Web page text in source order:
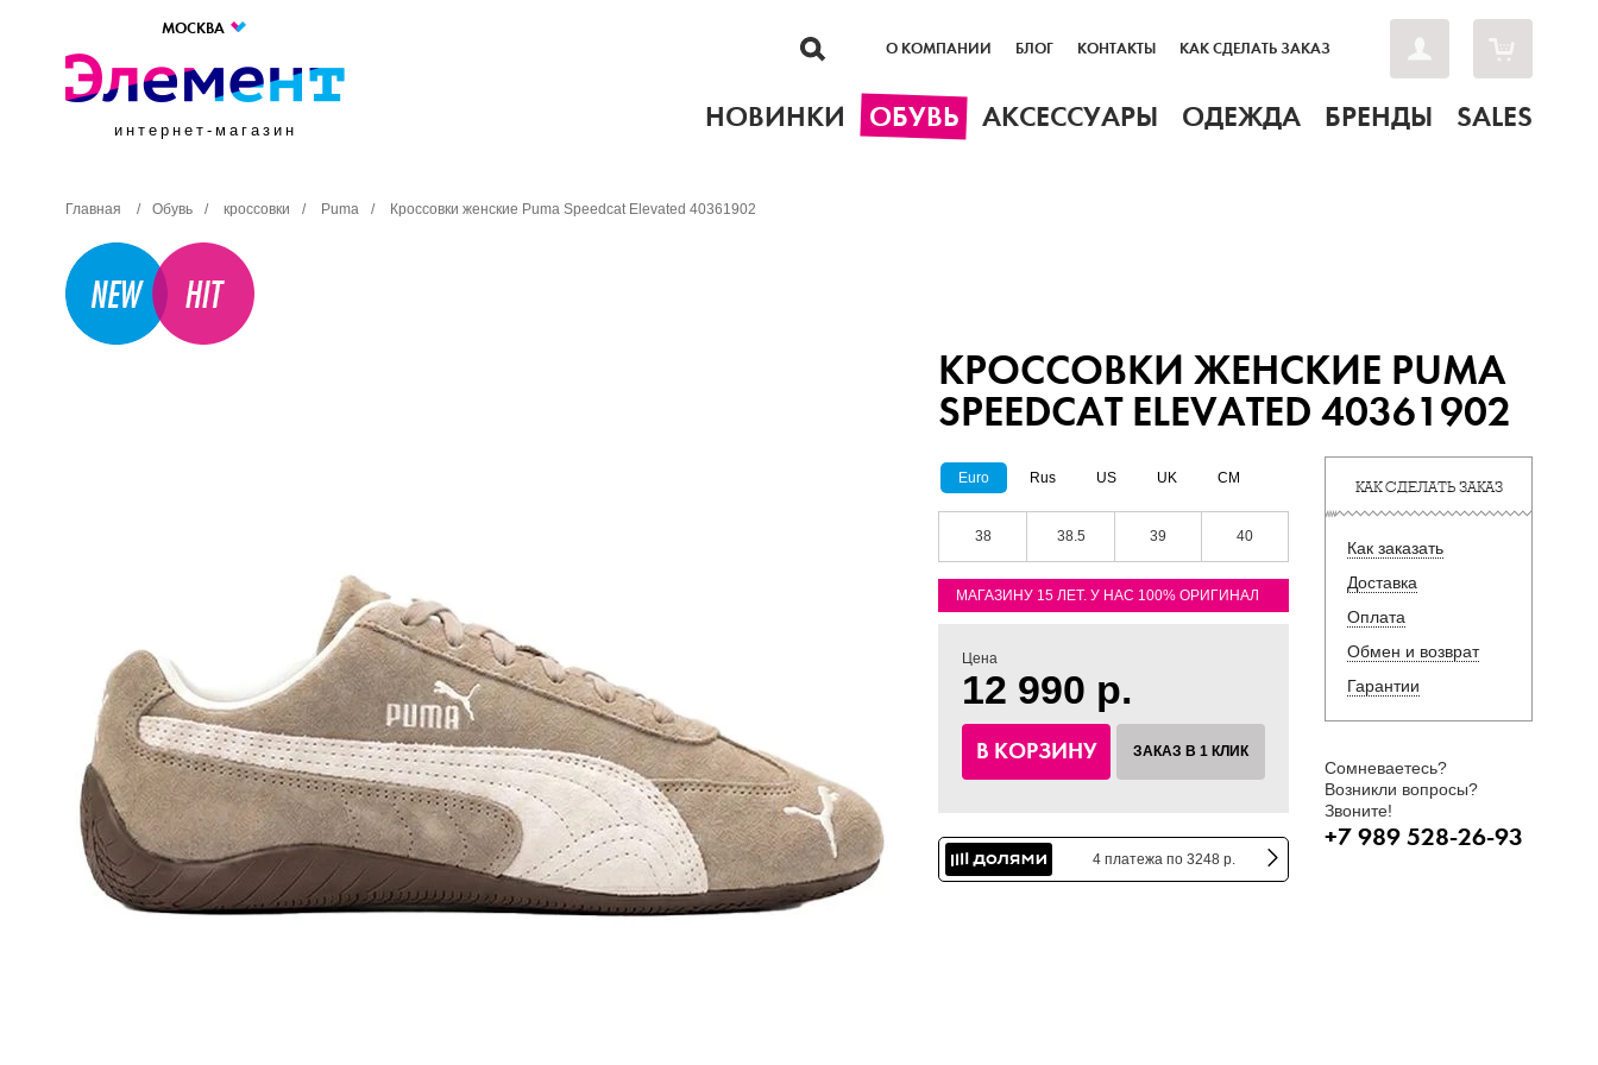
МОСКВА
интернет-магазин
О КОМПАНИИ БЛОГ КОНТАКТЫ КАК СДЕЛАТЬ ЗАКАЗ
НОВИНКИ ОБУВЬ АКСЕССУАРЫ ОДЕЖДА БРЕНДЫ SALES
Главная / Обувь / кроссовки / Puma / Кроссовки женские Puma Speedcat Elevated 40361902
КРОССОВКИ ЖЕНСКИЕ PUMA
SPEEDCAT ELEVATED 40361902
Euro Rus US UK CM
38 38.5 39 40
МАГАЗИНУ 15 ЛЕТ. У НАС 100% ОРИГИНАЛ
Цена
12 990 р.
В КОРЗИНУ ЗАКАЗ В 1 КЛИК
4 платежа по 3248 р.
КАК СДЕЛАТЬ ЗАКАЗ
Как заказать
Доставка
Оплата
Обмен и возврат
Гарантии
Сомневаетесь?
Возникли вопросы?
Звоните!
+7 989 528-26-93